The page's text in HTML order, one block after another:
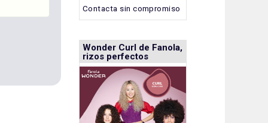
Contacta sin compromiso
Wonder Curl de Fanola,
rizos perfectos